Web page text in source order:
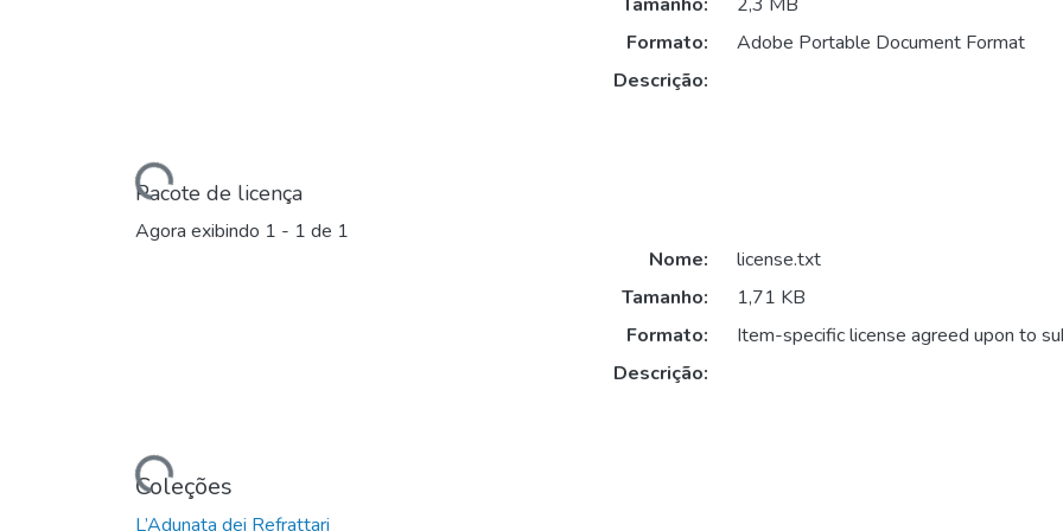
Carregando...
Formato:
Adobe Portable Document Format
Descrição:
Pacote de licença
Agora exibindo 1 - 1 de 1
Carregando...
Nome:
license.txt
Tamanho:
1,71 KB
Formato:
Item-specific license agreed upon to
Descrição:
Coleções
L’Adunata dei Refrattari